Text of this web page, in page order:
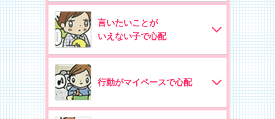
言いたいことが
いえない子で心配
行動がマイペースで心配